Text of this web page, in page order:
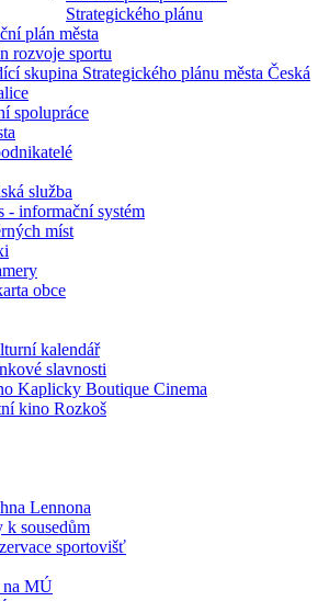
Strategického plánu
plán města
rozvoje sportu
skupina Strategického plánu města Česká
spolupráce
služba
- informační systém
míst
obce
kalendář
slavnosti
Kaplicky Boutique Cinema
kino Rozkoš
Lennona
k sousedům
sportovišť
MÚ